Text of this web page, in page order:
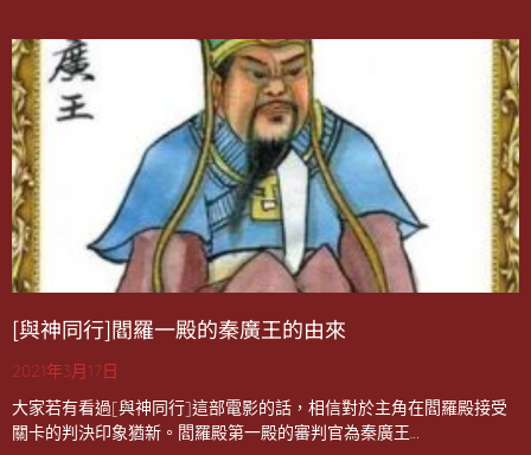
[與神同行]閻羅一殿的秦廣王的由來
2021年3月17日
大家若有看過[與神同行]這部電影的話，相信對於主角在閻羅殿接受
關卡的判決印象猶新。閻羅殿第一殿的審判官為秦廣王…